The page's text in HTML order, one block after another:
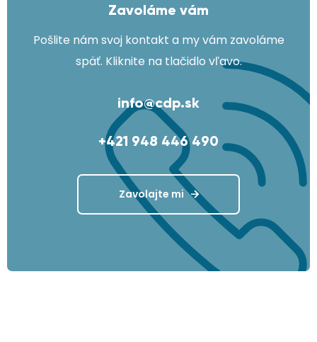
Zavoláme vám
Pošlite nám svoj kontakt a my vám zavoláme
späť. Kliknite na tlačidlo vľavo.
Zavolajte mi
info@cdp.sk
+421 948 446 490